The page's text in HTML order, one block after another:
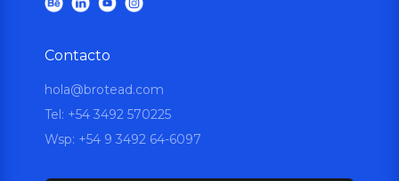
Contacto
hola@brotead.com
Tel: +54 3492 570225
Wsp: +54 9 3492 64-6097